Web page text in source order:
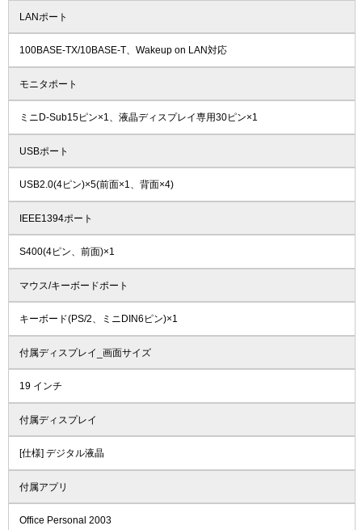
LANポート
100BASE-TX/10BASE-T、Wakeup on LAN対応
モニタポート
ミニD-Sub15ピン×1、液晶ディスプレイ専用30ピン×1
USBポート
USB2.0(4ピン)×5(前面×1、背面×4)
IEEE1394ポート
S400(4ピン、前面)×1
マウス/キーボードポート
キーボード(PS/2、ミニDIN6ピン)×1
付属ディスプレイ_画面サイズ
19 インチ
付属ディスプレイ
[仕様] デジタル液晶
付属アプリ
Office Personal 2003